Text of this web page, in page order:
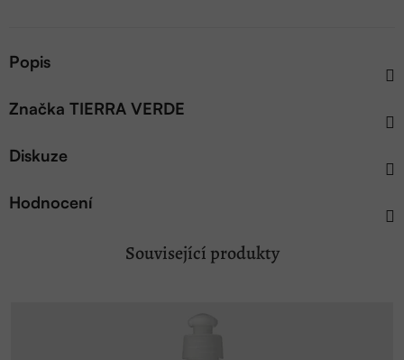
Popis
Značka TIERRA VERDE
Diskuze
Hodnocení
Související produkty